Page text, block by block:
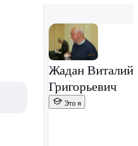
Жадан Виталий
Григорьевич
Это я